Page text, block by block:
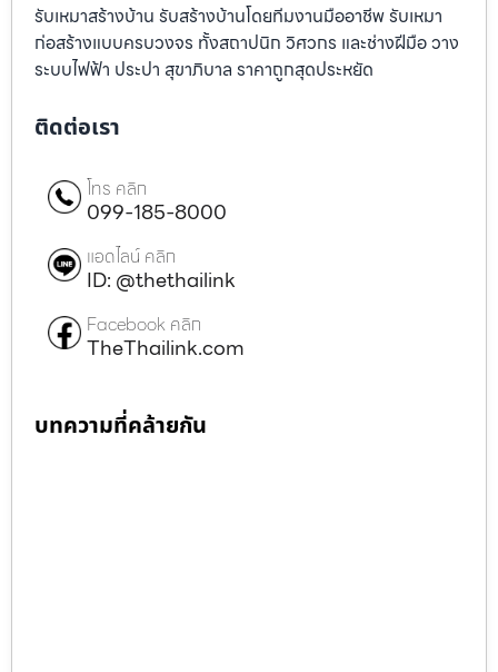
รับเหมาสร้างบ้าน รับสร้างบ้านโดยทีมงานมืออาชีพ รับเหมา
ก่อสร้างแบบครบวงจร ทั้งสถาปนิก วิศวกร และช่างฝีมือ วาง
ระบบไฟฟ้า ประปา สุขาภิบาล ราคาถูกสุดประหยัด
ติดต่อเรา
โทร คลิก
099-185-8000
แอดไลน์ คลิก
ID: @thethailink
Facebook คลิก
TheThailink.com
บทความที่คล้ายกัน